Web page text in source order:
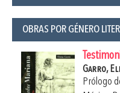
OBRAS POR GÉNERO
Garro,
Prólogo